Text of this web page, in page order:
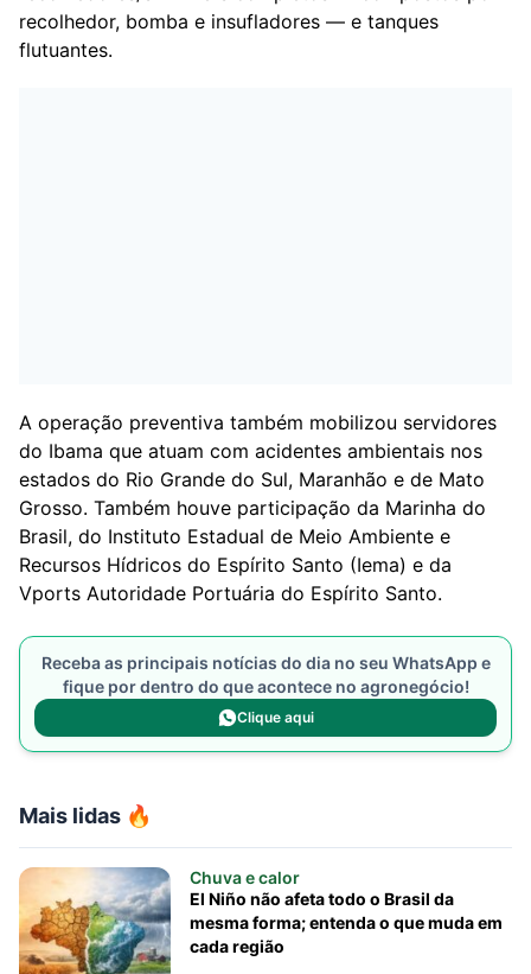
Mais lidas 🔥
Chuva e calor
El Niño não afeta todo o Brasil da
mesma forma; entenda o que muda em
cada região
recolhedor, bomba e insufladores — e tanques
flutuantes.
A operação preventiva também mobilizou servidores
do Ibama que atuam com acidentes ambientais nos
estados do Rio Grande do Sul, Maranhão e de Mato
Grosso. Também houve participação da Marinha do
Brasil, do Instituto Estadual de Meio Ambiente e
Recursos Hídricos do Espírito Santo (Iema) e da
Vports Autoridade Portuária do Espírito Santo.
Receba as principais notícias do dia no seu WhatsApp e
fique por dentro do que acontece no agronegócio!
Clique aqui